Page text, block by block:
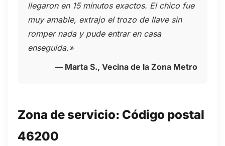
llegaron en 15 minutos exactos. El chico fue
muy amable, extrajo el trozo de llave sin
romper nada y pude entrar en casa
enseguida.»
— Marta S., Vecina de la Zona Metro
Zona de servicio: Código postal
46200